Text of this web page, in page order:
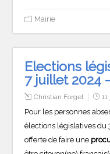
Mairie
Elections
7 juillet 2024
Christian Forget
Pour les personnes
élections législatives du
offerte de faire une